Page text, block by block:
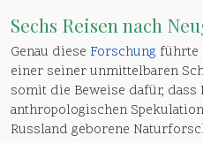
Sechs Reisen nach
Genau diese Forschung führte
einer seiner unmittelbaren
somit die Beweise dafür,
anthropologischen
Russland geborene